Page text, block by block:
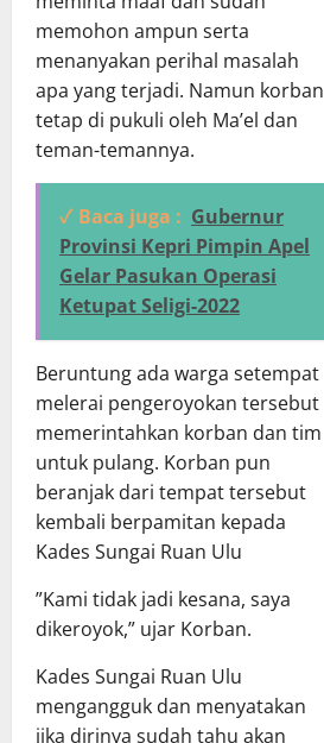
memohon ampun serta
menanyakan perihal masalah
apa yang terjadi. Namun korban
tetap di pukuli oleh Ma’el dan
teman-temannya.
✓ Baca juga : Gubernur
Provinsi Kepri Pimpin Apel
Gelar Pasukan Operasi
Ketupat Seligi-2022
Beruntung ada warga setempat
melerai pengeroyokan tersebut
memerintahkan korban dan tim
untuk pulang. Korban pun
beranjak dari tempat tersebut
kembali berpamitan kepada
Kades Sungai Ruan Ulu
”Kami tidak jadi kesana, saya
dikeroyok,” ujar Korban.
Kades Sungai Ruan Ulu
mengangguk dan menyatakan
jika dirinya sudah tahu akan